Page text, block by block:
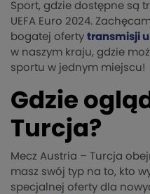
Sport, gdzie dostępne są
UEFA Euro 2024.
bogatej oferty transmisji
w naszym kraju, gdzie
sportu w jednym miejscu!
Gdzie
Turcja?
Mecz Austria – Turcja
masz swój typ na to, kto
specjalnej oferty dla